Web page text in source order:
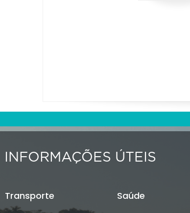
INFORMAÇÕES ÚTEIS
Transporte Saúde